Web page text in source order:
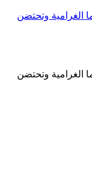
الغرامية وتحتضن
الغرامية وتحتضن